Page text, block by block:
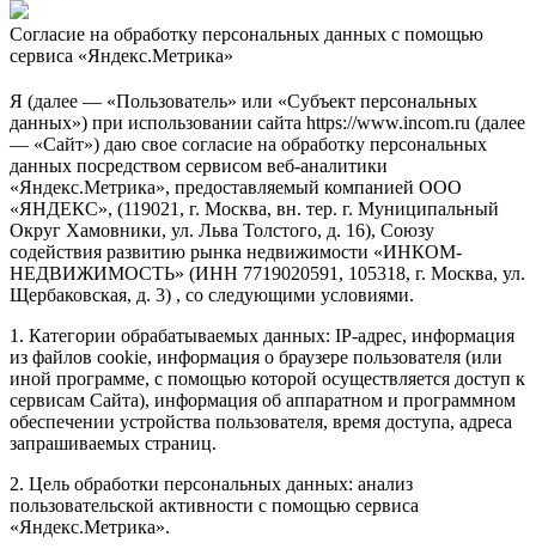
Согласие на обработку персональных данных с помощью
сервиса «Яндекс.Метрика»
Я (далее — «Пользователь» или «Субъект персональных
данных») при использовании сайта https://www.incom.ru (далее
— «Сайт») даю свое согласие на обработку персональных
данных посредством сервисом веб-аналитики
«Яндекс.Метрика», предоставляемый компанией ООО
«ЯНДЕКС», (119021, г. Москва, вн. тер. г. Муниципальный
Округ Хамовники, ул. Льва Толстого, д. 16), Союзу
содействия развитию рынка недвижимости «ИНКОМ-
НЕДВИЖИМОСТЬ» (ИНН 7719020591, 105318, г. Москва, ул.
Щербаковская, д. 3) , со следующими условиями.
1. Категории обрабатываемых данных: IP-адрес, информация
из файлов cookie, информация о браузере пользователя (или
иной программе, с помощью которой осуществляется доступ к
сервисам Сайта), информация об аппаратном и программном
обеспечении устройства пользователя, время доступа, адреса
запрашиваемых страниц.
2. Цель обработки персональных данных: анализ
пользовательской активности с помощью сервиса
«Яндекс.Метрика».